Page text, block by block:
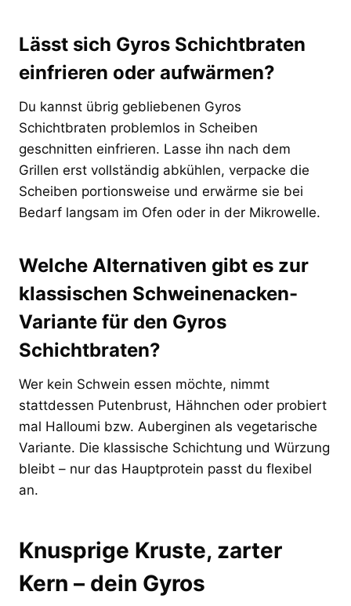
Lässt sich Gyros Schichtbraten
einfrieren oder aufwärmen?
Du kannst übrig gebliebenen Gyros
Schichtbraten problemlos in Scheiben
geschnitten einfrieren. Lasse ihn nach dem
Grillen erst vollständig abkühlen, verpacke die
Scheiben portionsweise und erwärme sie bei
Bedarf langsam im Ofen oder in der Mikrowelle.
Welche Alternativen gibt es zur
klassischen Schweinenacken-
Variante für den Gyros
Schichtbraten?
Wer kein Schwein essen möchte, nimmt
stattdessen Putenbrust, Hähnchen oder probiert
mal Halloumi bzw. Auberginen als vegetarische
Variante. Die klassische Schichtung und Würzung
bleibt – nur das Hauptprotein passt du flexibel
an.
Knusprige Kruste, zarter
Kern – dein Gyros